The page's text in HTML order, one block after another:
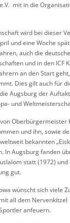
mit in die
wird bei dieser
und eine Woche
auch die
und in den ICF
an den Start
Dies gilt auch für
Augsburg der
und
Oberbürgermeister
und ihn, sowie
bekannten
In Augsburg fanden
statt (1972)
gut.
wünscht sich viele
all dem
anfeuern.